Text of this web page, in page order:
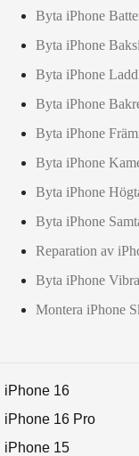
Byta iPhone
Byta iPhone
Byta iPhone
Byta iPhone
Byta iPhone
Byta iPhone
Byta iPhone
Byta iPhone
Reparation av
Byta iPhone
Montera iPhone
iPhone 16
iPhone 16 Pro
iPhone 15